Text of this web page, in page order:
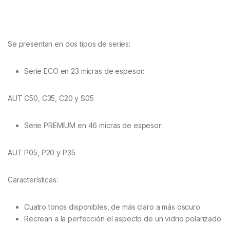
Se presentan en dos tipos de series:
Serie ECO en 23 micras de espesor:
AUT C50, C35, C20 y S05
Serie PREMIUM en 46 micras de espesor:
AUT P05, P20 y P35
Características:
Cuatro tonos disponibles, de más claro a más oscuro
Recrean a la perfección el aspecto de un vidrio polarizado